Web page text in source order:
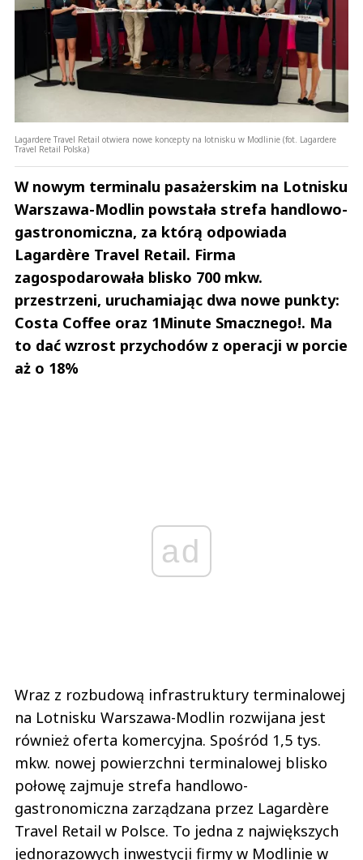
Lagardere Travel Retail otwiera nowe koncepty na lotnisku w Modlinie (fot. Lagardere
Travel Retail Polska)
W nowym terminalu pasażerskim na Lotnisku
Warszawa-Modlin powstała strefa handlowo-
gastronomiczna, za którą odpowiada
Lagardère Travel Retail. Firma
zagospodarowała blisko 700 mkw.
przestrzeni, uruchamiając dwa nowe punkty:
Costa Coffee oraz 1Minute Smacznego!. Ma
to dać wzrost przychodów z operacji w porcie
aż o 18%
ad
Wraz z rozbudową infrastruktury terminalowej
na Lotnisku Warszawa-Modlin rozwijana jest
również oferta komercyjna. Spośród 1,5 tys.
mkw. nowej powierzchni terminalowej blisko
połowę zajmuje strefa handlowo-
gastronomiczna zarządzana przez Lagardère
Travel Retail w Polsce. To jedna z największych
jednorazowych inwestycji firmy w Modlinie w